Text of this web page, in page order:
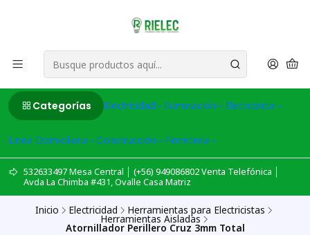
Categorías Electricidad Iluminación Electronica
Linea Domiciliaria Construcción Ferreteria
532633497 Mesa Central │ (+56) 949086802 Venta Telefónica │
Avda La Chimba #431, Ovalle Casa Matriz
Inicio Electricidad Herramientas para Electricistas
Herramientas Aisladas
Atornillador Perillero Cruz 3mm Total